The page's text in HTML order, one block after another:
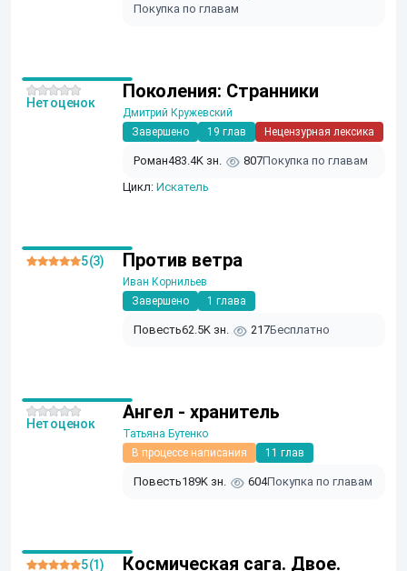
Покупка по главам
Поколения: Странники
Дмитрий Кружевский
Завершено
19 глав Нецензурная лексика
Роман483.4K зн. 807Покупка по главам
Цикл: Искатель
Нет оценок
Против ветра
Иван Корнильев
Завершено
1 глава
Повесть62.5K зн. 217Бесплатно
5 (3)
Ангел - хранитель
Татьяна Бутенко
В процессе написания
11 глав
Повесть189K зн. 604Покупка по главам
Нет оценок
Космическая сага. Двое.
5 (1)